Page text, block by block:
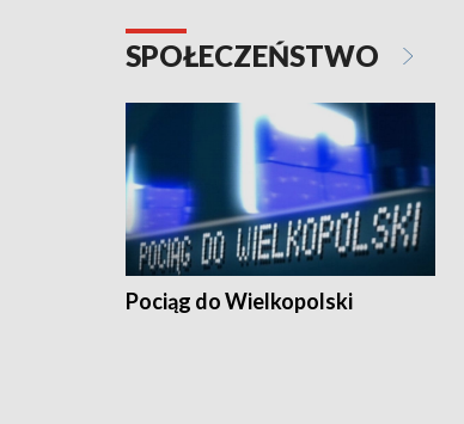
SPOŁECZEŃSTWO
Pociąg do Wielkopolski